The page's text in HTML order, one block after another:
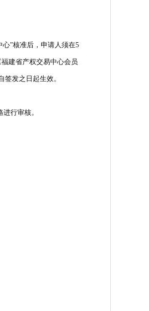
”核准后，申请人须在5
建省产权交易中心会员
发之日起生效。
行审核。